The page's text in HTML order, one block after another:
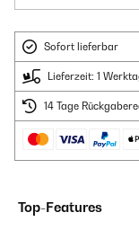
Sofort lieferbar
Lieferzeit: 1
14 Tage
Top-Features